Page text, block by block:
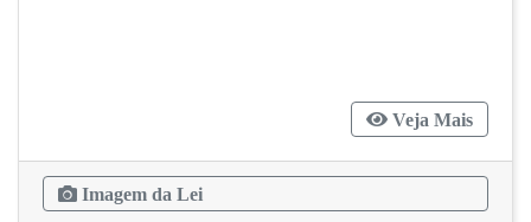
Veja Mais
Imagem da Lei